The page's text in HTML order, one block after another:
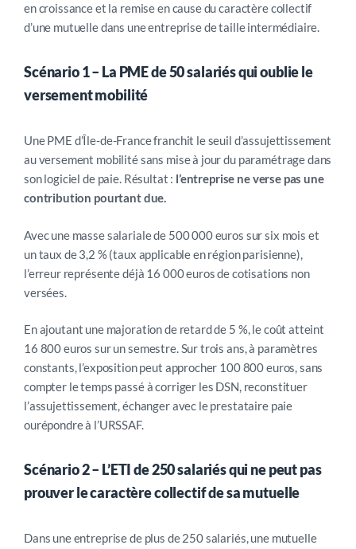
en croissance et la remise en cause du caractère collectif
d’une mutuelle dans une entreprise de taille intermédiaire.
Scénario 1 – La PME de 50 salariés qui oublie le
versement mobilité
Une PME d’Île-de-France franchit le seuil d’assujettissement
au versement mobilité sans mise à jour du paramétrage dans
son logiciel de paie. Résultat : l’entreprise ne verse pas une
contribution pourtant due.
Avec une masse salariale de 500 000 euros sur six mois et
un taux de 3,2 % (taux applicable en région parisienne),
l’erreur représente déjà 16 000 euros de cotisations non
versées.
En ajoutant une majoration de retard de 5 %, le coût atteint
16 800 euros sur un semestre. Sur trois ans, à paramètres
constants, l’exposition peut approcher 100 800 euros, sans
compter le temps passé à corriger les DSN, reconstituer
l’assujettissement, échanger avec le prestataire paie
ourépondre à l’URSSAF.
Scénario 2 – L’ETI de 250 salariés qui ne peut pas
prouver le caractère collectif de sa mutuelle
Dans une entreprise de plus de 250 salariés, une mutuelle